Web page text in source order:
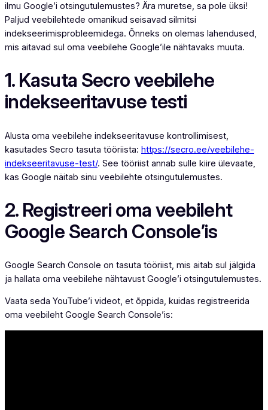
ilmu Google’i otsingutulemustes? Ära muretse, sa pole üksi!
Paljud veebilehtede omanikud seisavad silmitsi
indekseerimisprobleemidega. Õnneks on olemas lahendused,
mis aitavad sul oma veebilehe Google’ile nähtavaks muuta.
1. Kasuta Secro veebilehe
indekseeritavuse testi
Alusta oma veebilehe indekseeritavuse kontrollimisest,
kasutades Secro tasuta tööriista: https://secro.ee/veebilehe-
indekseeritavuse-test/. See tööriist annab sulle kiire ülevaate,
kas Google näitab sinu veebilehte otsingutulemustes.
2. Registreeri oma veebileht
Google Search Console’is
Google Search Console on tasuta tööriist, mis aitab sul jälgida
ja hallata oma veebilehe nähtavust Google’i otsingutulemustes.
Vaata seda YouTube’i videot, et õppida, kuidas registreerida
oma veebileht Google Search Console’is: